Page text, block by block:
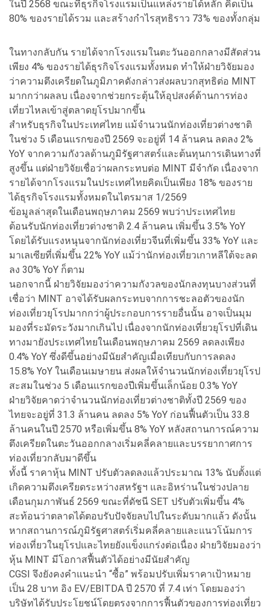
ในปี 2568 ขณะที่ธุรกิจโรงแรมเป็นแหล่งรายได้หลัก คิดเป็น
80% ของรายได้รวม และสร้างกำไรสุทธิราว 73% ของทั้งกลุ่ม
ในทางกลับกัน รายได้จากโรงแรมในตะวันออกกลางมีสัดส่วน
เพียง 4% ของรายได้ธุรกิจโรงแรมทั้งหมด ทำให้ฝ่ายวิจัยมอง
ว่าความตึงเครียดในภูมิภาคดังกล่าวส่งผลบวกสุทธิต่อ MINT
มากกว่าผลลบ เนื่องจากช่วยกระตุ้นให้อุปสงค์ด้านการท่อง
เที่ยวไหลเข้าสู่ตลาดยุโรปมากขึ้น
สำหรับธุรกิจในประเทศไทย แม้จำนวนนักท่องเที่ยวต่างชาติ
ในช่วง 5 เดือนแรกของปี 2569 จะอยู่ที่ 14 ล้านคน ลดลง 2%
YoY จากความกังวลด้านภูมิรัฐศาสตร์และต้นทุนการเดินทางที่
สูงขึ้น แต่ฝ่ายวิจัยเชื่อว่าผลกระทบต่อ MINT มีจำกัด เนื่องจาก
รายได้จากโรงแรมในประเทศไทยคิดเป็นเพียง 18% ของราย
ได้ธุรกิจโรงแรมทั้งหมดในไตรมาส 1/2569
ข้อมูลล่าสุดในเดือนพฤษภาคม 2569 พบว่าประเทศไทย
ต้อนรับนักท่องเที่ยวต่างชาติ 2.4 ล้านคน เพิ่มขึ้น 3.5% YoY
โดยได้รับแรงหนุนจากนักท่องเที่ยวจีนที่เพิ่มขึ้น 33% YoY และ
มาเลเซียที่เพิ่มขึ้น 22% YoY แม้ว่านักท่องเที่ยวเกาหลีใต้จะลด
ลง 30% YoY ก็ตาม
นอกจากนี้ ฝ่ายวิจัยมองว่าความกังวลของนักลงทุนบางส่วนที่
เชื่อว่า MINT อาจได้รับผลกระทบจากการชะลอตัวของนัก
ท่องเที่ยวยุโรปมากกว่าผู้ประกอบการรายอื่นนั้น อาจเป็นมุม
มองที่ระมัดระวังมากเกินไป เนื่องจากนักท่องเที่ยวยุโรปที่เดิน
ทางมายังประเทศไทยในเดือนพฤษภาคม 2569 ลดลงเพียง
0.4% YoY ซึ่งดีขึ้นอย่างมีนัยสำคัญเมื่อเทียบกับการลดลง
15.8% YoY ในเดือนเมษายน ส่งผลให้จำนวนนักท่องเที่ยวยุโรป
สะสมในช่วง 5 เดือนแรกของปีเพิ่มขึ้นเล็กน้อย 0.3% YoY
ฝ่ายวิจัยคาดว่าจำนวนนักท่องเที่ยวต่างชาติทั้งปี 2569 ของ
ไทยจะอยู่ที่ 31.3 ล้านคน ลดลง 5% YoY ก่อนฟื้นตัวเป็น 33.8
ล้านคนในปี 2570 หรือเพิ่มขึ้น 8% YoY หลังสถานการณ์ความ
ตึงเครียดในตะวันออกกลางเริ่มคลี่คลายและบรรยากาศการ
ท่องเที่ยวกลับมาดีขึ้น
ทั้งนี้ ราคาหุ้น MINT ปรับตัวลดลงแล้วประมาณ 13% นับตั้งแต่
เกิดความตึงเครียดระหว่างสหรัฐฯ และอิหร่านในช่วงปลาย
เดือนกุมภาพันธ์ 2569 ขณะที่ดัชนี SET ปรับตัวเพิ่มขึ้น 4%
สะท้อนว่าตลาดได้ตอบรับปัจจัยลบไปในระดับมากแล้ว ดังนั้น
หากสถานการณ์ภูมิรัฐศาสตร์เริ่มคลี่คลายและแนวโน้มการ
ท่องเที่ยวในยุโรปและไทยยังแข็งแกร่งต่อเนื่อง ฝ่ายวิจัยมองว่า
หุ้น MINT มีโอกาสฟื้นตัวได้อย่างมีนัยสำคัญ
CGSI จึงยังคงคำแนะนำ “ซื้อ” พร้อมปรับเพิ่มราคาเป้าหมาย
เป็น 28 บาท อิง EV/EBITDA ปี 2570 ที่ 7.4 เท่า โดยมองว่า
บริษัทได้รับประโยชน์โดยตรงจากการฟื้นตัวของการท่องเที่ยว